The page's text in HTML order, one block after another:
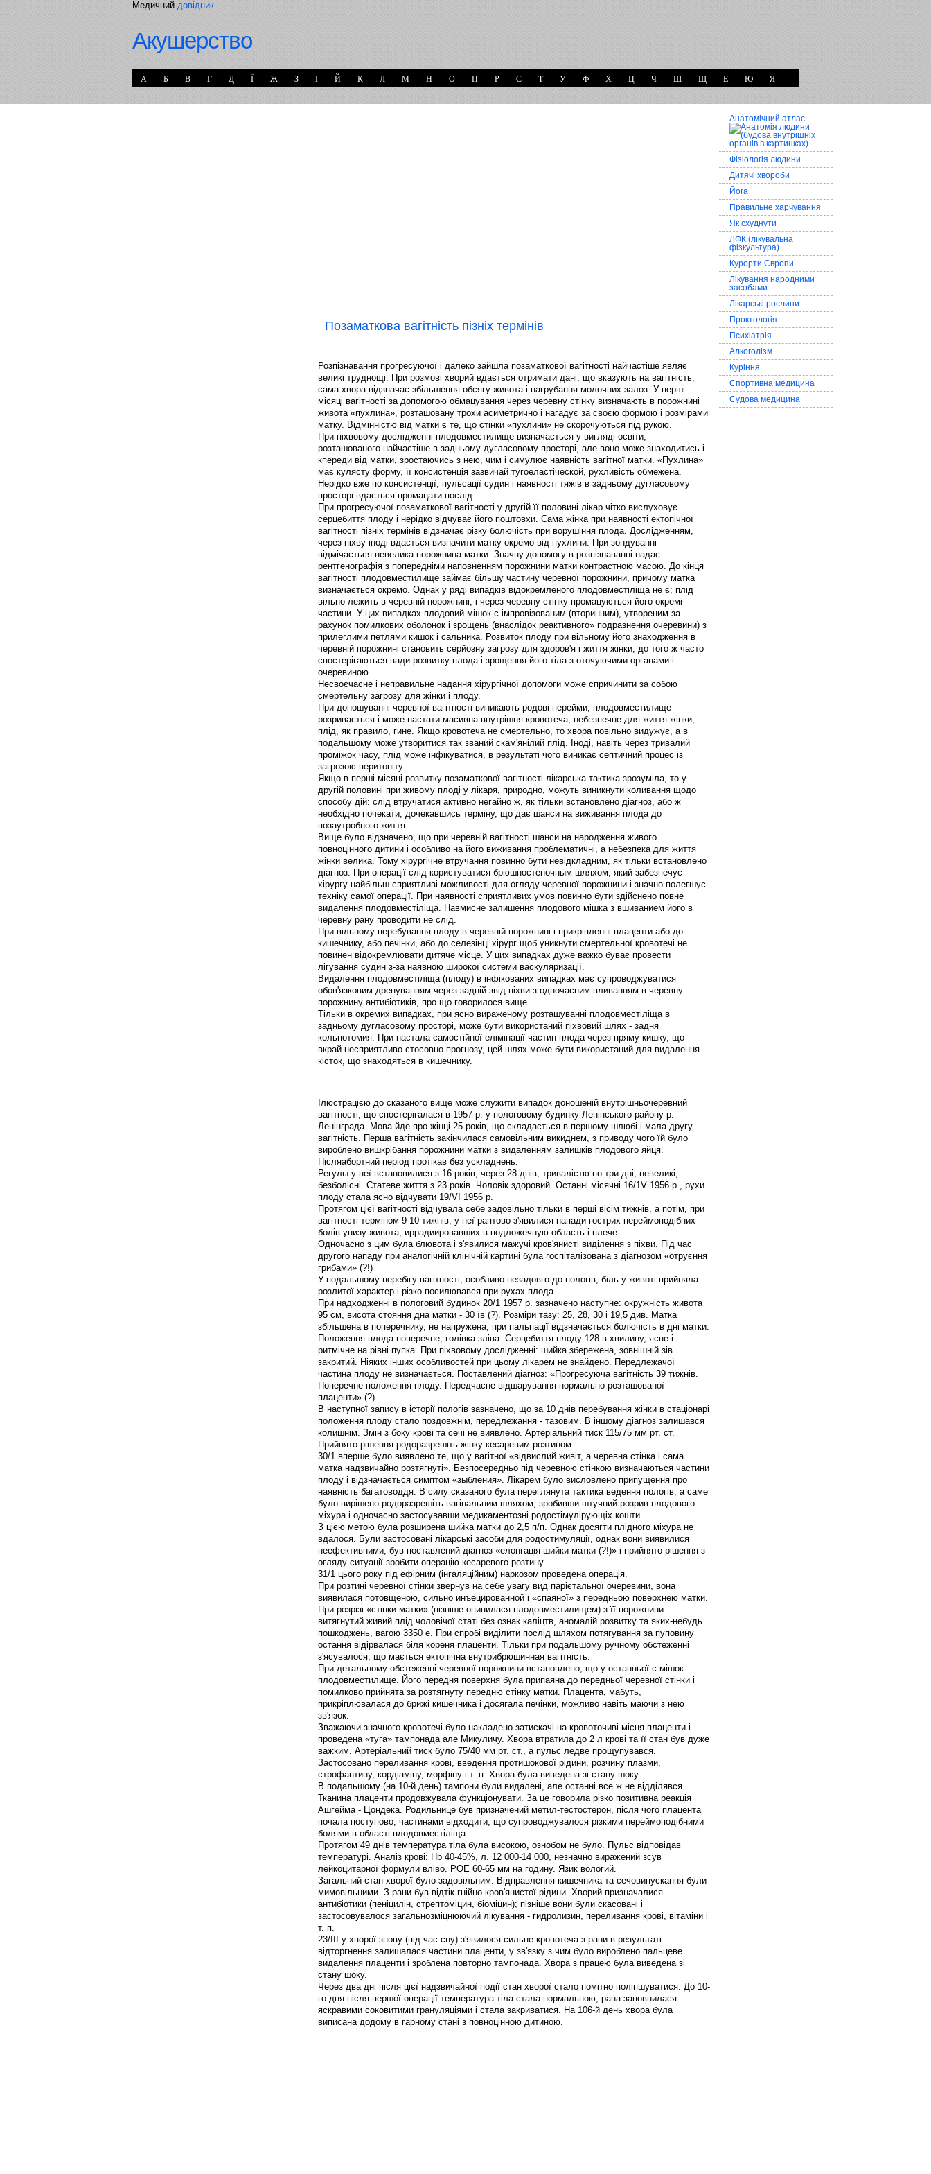
Медичнийдовідник
Акушерство
А Б В Г Д Ї Ж З І Й К Л М Н О П Р С Т У Ф Х Ц Ч Ш Щ Е Ю Я
Позаматкова вагітність пізніх термінів
Розпізнавання прогресуючої і далеко зайшла позаматкової вагітності найчастіше являє
великі труднощі. При розмові хворий вдається отримати дані, що вказують на вагітність,
сама хвора відзначає збільшення обсягу живота і нагрубання молочних залоз. У перші
місяці вагітності за допомогою обмацування через черевну стінку визначають в порожнині
живота «пухлина», розташовану трохи асиметрично і нагадує за своєю формою і розмірами
матку. Відмінністю від матки є те, що стінки «пухлини» не скорочуються під рукою.
При піхвовому дослідженні плодовместилище визначається у вигляді освіти,
розташованого найчастіше в задньому дугласовому просторі, але воно може знаходитись і
кпереди від матки, зростаючись з нею, чим і симулює наявність вагітної матки. «Пухлина»
має кулясту форму, її консистенція зазвичай тугоеластіческой, рухливість обмежена.
Нерідко вже по консистенції, пульсації судин і наявності тяжів в задньому дугласовому
просторі вдається промацати послід.
При прогресуючої позаматкової вагітності у другій її половині лікар чітко вислуховує
серцебиття плоду і нерідко відчуває його поштовхи. Сама жінка при наявності ектопічної
вагітності пізніх термінів відзначає різку болючість при ворушіння плода. Дослідженням,
через піхву іноді вдається визначити матку окремо від пухлини. При зондуванні
відмічається невелика порожнина матки. Значну допомогу в розпізнаванні надає
рентгенографія з попередніми наповненням порожнини матки контрастною масою. До кінця
вагітності плодовместилище займає більшу частину черевної порожнини, причому матка
визначається окремо. Однак у ряді випадків відокремленого плодовместіліща не є; плід
вільно лежить в черевній порожнині, і через черевну стінку промацуються його окремі
частини. У цих випадках плодовий мішок є імпровізованим (вторинним), утвореним за
рахунок помилкових оболонок і зрощень (внаслідок реактивного» подразнення очеревини) з
прилеглими петлями кишок і сальника. Розвиток плоду при вільному його знаходження в
черевній порожнині становить серйозну загрозу для здоров'я і життя жінки, до того ж часто
спостерігаються вади розвитку плода і зрощення його тіла з оточуючими органами і
очеревиною.
Несвоєчасне і неправильне надання хірургічної допомоги може спричинити за собою
смертельну загрозу для жінки і плоду.
При доношуванні черевної вагітності виникають родові перейми, плодовместилище
розривається і може настати масивна внутрішня кровотеча, небезпечне для життя жінки;
плід, як правило, гине. Якщо кровотеча не смертельно, то хвора повільно видужує, а в
подальшому може утворитися так званий скам'янілий плід. Іноді, навіть через тривалий
проміжок часу, плід може інфікуватися, в результаті чого виникає септичний процес із
загрозою перитоніту.
Якщо в перші місяці розвитку позаматкової вагітності лікарська тактика зрозуміла, то у
другій половині при живому плоді у лікаря, природно, можуть виникнути коливання щодо
способу дій: слід втручатися активно негайно ж, як тільки встановлено діагноз, або ж
необхідно почекати, дочекавшись терміну, що дає шанси на виживання плода до
позаутробного життя.
Вище було відзначено, що при черевній вагітності шанси на народження живого
повноцінного дитини і особливо на його виживання проблематичні, а небезпека для життя
жінки велика. Тому хірургічне втручання повинно бути невідкладним, як тільки встановлено
діагноз. При операції слід користуватися брюшностеночным шляхом, який забезпечує
хірургу найбільш сприятливі можливості для огляду черевної порожнини і значно полегшує
техніку самої операції. При наявності сприятливих умов повинно бути здійснено повне
видалення плодовместіліща. Навмисне залишення плодового мішка з вшиванием його в
черевну рану проводити не слід.
При вільному перебування плоду в черевній порожнині і прикріпленні плаценти або до
кишечнику, або печінки, або до селезінці хірург щоб уникнути смертельної кровотечі не
повинен відокремлювати дитяче місце. У цих випадках дуже важко буває провести
лігування судин з-за наявною широкої системи васкуляризації.
Видалення плодовместіліща (плоду) в інфікованих випадках має супроводжуватися
обов'язковим дренуванням через задній звід піхви з одночасним вливанням в черевну
порожнину антибіотиків, про що говорилося вище.
Тільки в окремих випадках, при ясно вираженому розташуванні плодовместіліща в
задньому дугласовому просторі, може бути використаний піхвовий шлях - задня
кольпотомия. При настала самостійної елімінації частин плода через пряму кишку, що
вкрай несприятливо стосовно прогнозу, цей шлях може бути використаний для видалення
кісток, що знаходяться в кишечнику.
Ілюстрацією до сказаного вище може служити випадок доношеній внутрішньочеревний
вагітності, що спостерігалася в 1957 р. у пологовому будинку Ленінського району р.
Ленінграда. Мова йде про жінці 25 років, що складається в першому шлюбі і мала другу
вагітність. Перша вагітність закінчилася самовільним викиднем, з приводу чого їй було
вироблено вишкрібання порожнини матки з видаленням залишків плодового яйця.
Післяабортний період протікав без ускладнень.
Регулы у неї встановилися з 16 років, через 28 днів, тривалістю по три дні, невеликі,
безболісні. Статеве життя з 23 років. Чоловік здоровий. Останні місячні 16/1V 1956 р., рухи
плоду стала ясно відчувати 19/VI 1956 р.
Протягом цієї вагітності відчувала себе задовільно тільки в перші вісім тижнів, а потім, при
вагітності терміном 9-10 тижнів, у неї раптово з'явилися напади гострих переймоподібних
болів унизу живота, иррадиировавших в подложечную область і плече.
Одночасно з цим була блювота і з'явилися мажучі кров'янисті виділення з піхви. Під час
другого нападу при аналогічній клінічній картині була госпіталізована з діагнозом «отруєння
грибами» (?!)
У подальшому перебігу вагітності, особливо незадовго до пологів, біль у животі прийняла
розлитої характер і різко посилювався при рухах плода.
При надходженні в пологовий будинок 20/1 1957 р. зазначено наступне: окружність живота
95 см, висота стояння дна матки - 30 їв (?). Розміри тазу: 25, 28, 30 і 19,5 див. Матка
збільшена в поперечнику, не напружена, при пальпації відзначається болючість в дні матки.
Положення плода поперечне, голівка зліва. Серцебиття плоду 128 в хвилину, ясне і
ритмічне на рівні пупка. При піхвовому дослідженні: шийка збережена, зовнішній зів
закритий. Ніяких інших особливостей при цьому лікарем не знайдено. Передлежачої
частина плоду не визначається. Поставлений діагноз: «Прогресуюча вагітність 39 тижнів.
Поперечне положення плоду. Передчасне відшарування нормально розташованої
плаценти» (?).
В наступної запису в історії пологів зазначено, що за 10 днів перебування жінки в стаціонарі
положення плоду стало поздовжнім, передлежання - тазовим. В іншому діагноз залишався
колишнім. Змін з боку крові та сечі не виявлено. Артеріальний тиск 115/75 мм рт. ст.
Прийнято рішення родоразрешіть жінку кесаревим розтином.
30/1 вперше було виявлено те, що у вагітної «відвислий живіт, а черевна стінка і сама
матка надзвичайно розтягнуті». Безпосередньо під черевною стінкою визначаються частини
плоду і відзначається симптом «зыбления». Лікарем було висловлено припущення про
наявність багатоводдя. В силу сказаного була переглянута тактика ведення пологів, а саме
було вирішено родоразрешіть вагінальним шляхом, зробивши штучний розрив плодового
міхура і одночасно застосувавши медикаментозні родостімулірующіх кошти.
З цією метою була розширена шийка матки до 2,5 п/п. Однак досягти плідного міхура не
вдалося. Були застосовані лікарські засоби для родостимуляції, однак вони виявилися
неефективними; був поставлений діагноз «елонгація шийки матки (?!)» і прийнято рішення з
огляду ситуації зробити операцію кесаревого розтину.
31/1 цього року під ефірним (інгаляційним) наркозом проведена операція.
При розтині черевної стінки звернув на себе увагу вид парієтальної очеревини, вона
виявилася потовщеною, сильно инъецированной і «спаяної» з передньою поверхнею матки.
При розрізі «стінки матки» (пізніше опинилася плодовместилищем) з її порожнини
витягнутий живий плід чоловічої статі без ознак каліцтв, аномалій розвитку та яких-небудь
пошкоджень, вагою 3350 е. При спробі виділити послід шляхом потягування за пуповину
остання відірвалася біля кореня плаценти. Тільки при подальшому ручному обстеженні
з'ясувалося, що мається ектопічна внутрибрюшинная вагітність.
При детальному обстеженні черевної порожнини встановлено, що у останньої є мішок -
плодовместилище. Його передня поверхня була припаяна до передньої черевної стінки і
помилково прийнята за розтягнуту передню стінку матки. Плацента, мабуть,
прикріплювалася до брижі кишечника і досягала печінки, можливо навіть маючи з нею
зв'язок.
Зважаючи значного кровотечі було накладено затискачі на кровоточиві місця плаценти і
проведена «туга» тампонада але Микуличу. Хвора втратила до 2 л крові та її стан був дуже
важким. Артеріальний тиск було 75/40 мм рт. ст., а пульс ледве прощупувався.
Застосовано переливання крові, введення протишокової рідини, розчину плазми,
строфантину, кордіаміну, морфіну і т. п. Хвора була виведена зі стану шоку.
В подальшому (на 10-й день) тампони були видалені, але останні все ж не відділявся.
Тканина плаценти продовжувала функціонувати. За це говорила різко позитивна реакція
Ашгейма - Цондека. Родильнице був призначений метил-тестостерон, після чого плацента
почала поступово, частинами відходити, що супроводжувалося різкими переймоподібними
болями в області плодовместіліща.
Протягом 49 днів температура тіла була високою, ознобом не було. Пульс відповідав
температурі. Аналіз крові: Hb 40-45%, л. 12 000-14 000, незначно виражений зсув
лейкоцитарної формули вліво. РОЕ 60-65 мм на годину. Язик вологий.
Загальний стан хворої було задовільним. Відправлення кишечника та сечовипускання були
мимовільними. З рани був відтік гнійно-кров'янистої рідини. Хворий призначалися
антибіотики (пеніцилін, стрептоміцин, біоміцин); пізніше вони були скасовані і
застосовувалося загальнозміцнюючий лікування - гидролизин, переливання крові, вітаміни і
т. п.
23/III у хворої знову (під час сну) з'явилося сильне кровотеча з рани в результаті
відторгнення залишалася частини плаценти, у зв'язку з чим було вироблено пальцеве
видалення плаценти і зроблена повторно тампонада. Хвора з працею була виведена зі
стану шоку.
Через два дні після цієї надзвичайної події стан хворої стало помітно поліпшуватися. До 10-
го дня після першої операції температура тіла стала нормальною, рана заповнилася
яскравими соковитими грануляціями і стала закриватися. На 106-й день хвора була
виписана додому в гарному стані з повноцінною дитиною.
Анатомічний атлас
Фізіологія людини
Дитячі хвороби
Йога
Правильне харчування
Як схуднути
ЛФК (лікувальна
фізкультура)
Курорти Європи
Лікування народними
засобами
Лікарські рослини
Проктологія
Психіатрія
Алкоголізм
Куріння
Спортивна медицина
Судова медицина